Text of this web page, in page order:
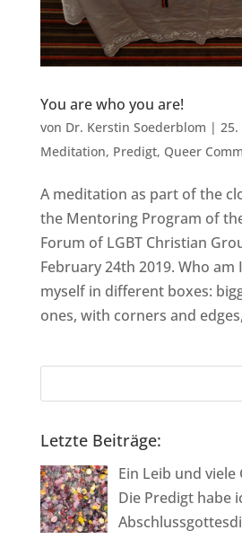
You are who you are!
von Dr. Kerstin Soederblom | 25.
Meditation, Predigt, Queer
A meditation as part of the
the Mentoring Program of
Forum of LGBT Christian
February 24th 2019. Who am
myself in different boxes:
ones, with corners and
Letzte Beiträge:
Ein Leib und viele
Die Predigt habe